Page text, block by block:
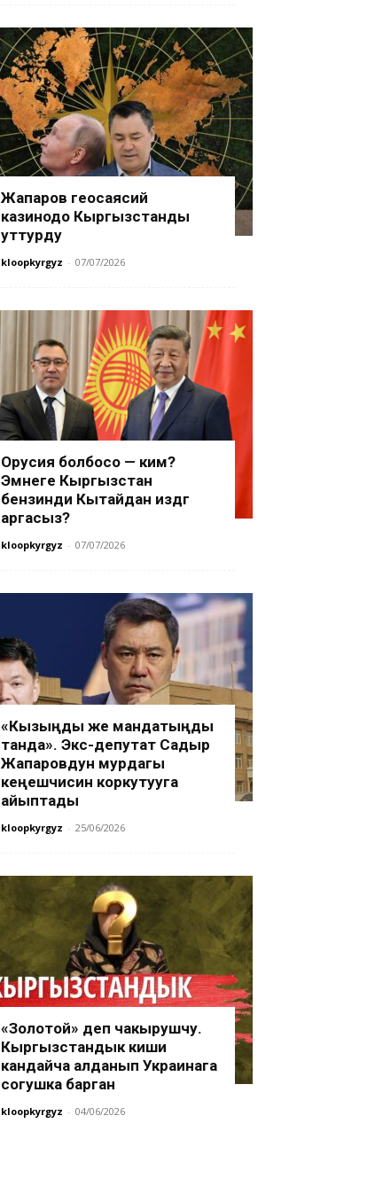
Жапаров геосаясий
казинодо Кыргызстанды
уттурду
kloopkyrgyz - 07/07/2026
Орусия болбосо — ким?
Эмнеге Кыргызстан
бензинди Кытайдан издөөгө
аргасыз?
kloopkyrgyz - 07/07/2026
«Кызыңды же мандатыңды
танда». Экс-депутат Садыр
Жапаровдун мурдагы
кеңешчисин коркутууга
айыптады
kloopkyrgyz - 25/06/2026
«Золотой» деп чакырушчу.
Кыргызстандык киши
кандайча алданып Украинага
согушка барган
kloopkyrgyz - 04/06/2026